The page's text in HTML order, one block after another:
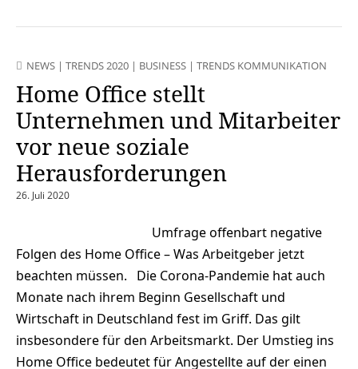
NEWS | TRENDS 2020 | BUSINESS | TRENDS KOMMUNIKATION
Home Office stellt
Unternehmen und Mitarbeiter
vor neue soziale
Herausforderungen
26. Juli 2020
Umfrage offenbart negative
Folgen des Home Office – Was Arbeitgeber jetzt
beachten müssen. Die Corona-Pandemie hat auch
Monate nach ihrem Beginn Gesellschaft und
Wirtschaft in Deutschland fest im Griff. Das gilt
insbesondere für den Arbeitsmarkt. Der Umstieg ins
Home Office bedeutet für Angestellte auf der einen